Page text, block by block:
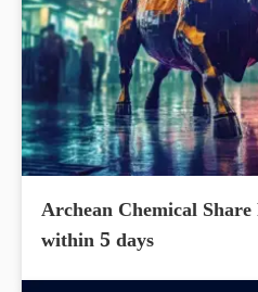
Archean Chemical
within 5 days